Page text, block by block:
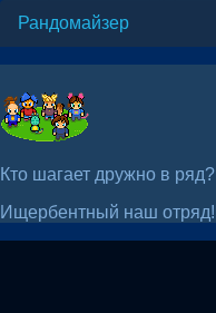
Рандомайзер
Кто шагает дружно в ряд?
Ищербентный наш отряд!